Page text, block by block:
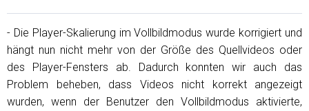
- Die Player-Skalierung im Vollbildmodus wurde korrigiert und
hängt nun nicht mehr von der Größe des Quellvideos oder
des Player-Fensters ab. Dadurch konnten wir auch das
Problem beheben, dass Videos nicht korrekt angezeigt
wurden, wenn der Benutzer den Vollbildmodus aktivierte,